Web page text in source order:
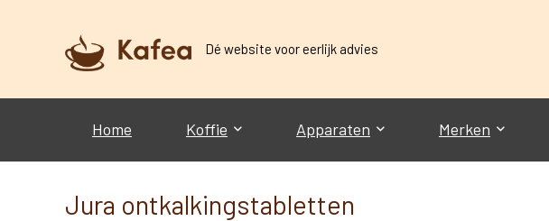
Dé website voor eerlijk advies
Home Koffie Apparaten Merken
Jura ontkalkingstabletten